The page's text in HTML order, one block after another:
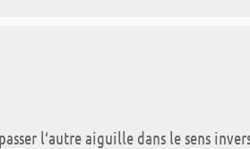
l‘autre aiguille dans le sens